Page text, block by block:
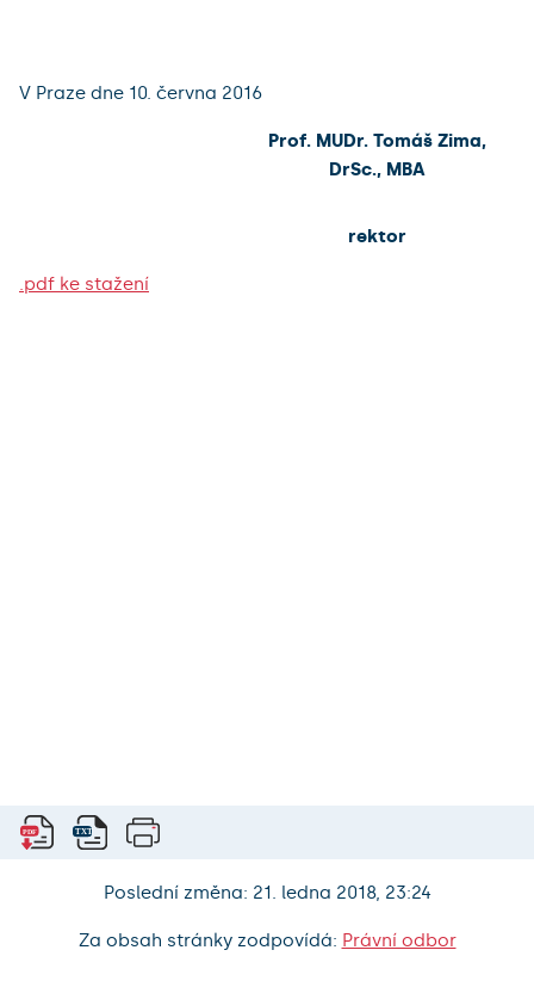
V Praze dne 10. června 2016
Prof. MUDr. Tomáš Zima,
DrSc., MBA
rektor
.pdf ke stažení
Poslední změna: 21. ledna 2018, 23:24
Za obsah stránky zodpovídá: Právní odbor